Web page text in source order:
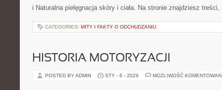
i Naturalna pielęgnacja skóry i ciała. Na stronie znajdziesz
CATEGORIES: MITY I FAKTY O ODCHUDZANIU
HISTORIA MOTORYZACJI
POSTED BY ADMIN STY - 6 - 2026 MOŻLIWOŚĆ